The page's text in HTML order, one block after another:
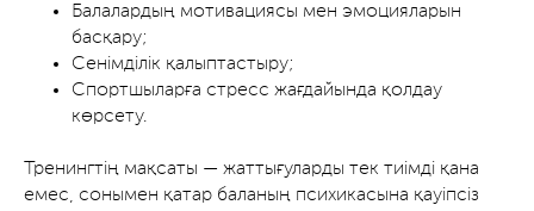
Балалардың мотивациясы мен эмоцияларын
басқару;
Сенімділік қалыптастыру;
Спортшыларға стресс жағдайында қолдау
көрсету.
Тренингтің мақсаты — жаттығуларды тек тиімді қана
емес, сонымен қатар баланың психикасына қауіпсіз